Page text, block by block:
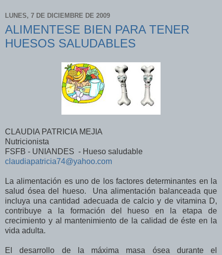
LUNES, 7 DE DICIEMBRE DE 2009
ALIMENTESE BIEN PARA TENER
HUESOS SALUDABLES
CLAUDIA PATRICIA MEJIA
Nutricionista
FSFB - UNIANDES - Hueso saludable
claudiapatricia74@yahoo.com
La alimentación es uno de los factores determinantes en la
salud ósea del hueso. Una alimentación balanceada que
incluya una cantidad adecuada de calcio y de vitamina D,
contribuye a la formación del hueso en la etapa de
crecimiento y al mantenimiento de la calidad de éste en la
vida adulta.
El desarrollo de la máxima masa ósea durante el